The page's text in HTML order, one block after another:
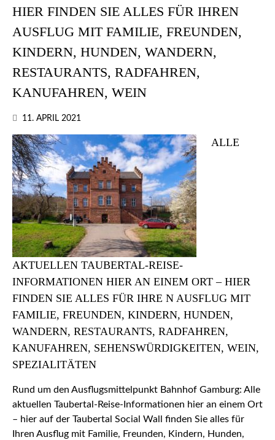
HIER FINDEN SIE ALLES FÜR IHREN
AUSFLUG MIT FAMILIE, FREUNDEN,
KINDERN, HUNDEN, WANDERN,
RESTAURANTS, RADFAHREN,
KANUFAHREN, WEIN
11. APRIL 2021
ALLE
AKTUELLEN TAUBERTAL-REISE-
INFORMATIONEN HIER AN EINEM ORT – HIER
FINDEN SIE ALLES FÜR IHRE N AUSFLUG MIT
FAMILIE, FREUNDEN, KINDERN, HUNDEN,
WANDERN, RESTAURANTS, RADFAHREN,
KANUFAHREN, SEHENSWÜRDIGKEITEN, WEIN,
SPEZIALITÄTEN
Rund um den Ausflugsmittelpunkt Bahnhof Gamburg: Alle
aktuellen Taubertal-Reise-Informationen hier an einem Ort
– hier auf der Taubertal Social Wall finden Sie alles für
Ihren Ausflug mit Familie, Freunden, Kindern, Hunden,